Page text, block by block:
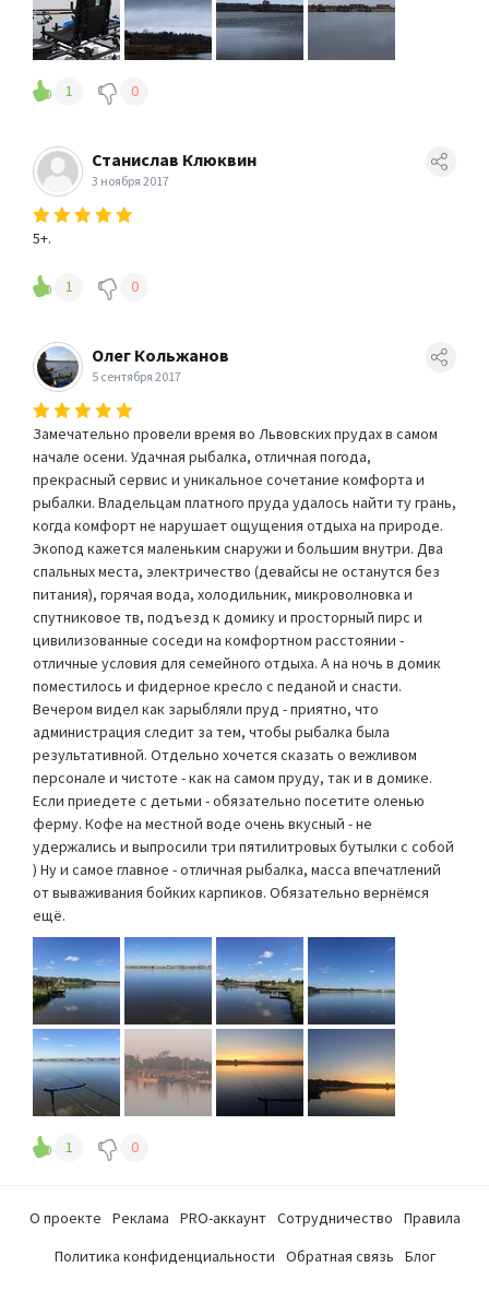
1 0
Станислав Клюквин
3 ноября 2017
5+.
1 0
Олег Кольжанов
5 сентября 2017
Замечательно провели время во Львовских прудах в самом
начале осени. Удачная рыбалка, отличная погода,
прекрасный сервис и уникальное сочетание комфорта и
рыбалки. Владельцам платного пруда удалось найти ту грань,
когда комфорт не нарушает ощущения отдыха на природе.
Экопод кажется маленьким снаружи и большим внутри. Два
спальных места, электричество (девайсы не останутся без
питания), горячая вода, холодильник, микроволновка и
спутниковое тв, подъезд к домику и просторный пирс и
цивилизованные соседи на комфортном расстоянии -
отличные условия для семейного отдыха. А на ночь в домик
поместилось и фидерное кресло с педаной и снасти.
Вечером видел как зарыбляли пруд - приятно, что
администрация следит за тем, чтобы рыбалка была
результативной. Отдельно хочется сказать о вежливом
персонале и чистоте - как на самом пруду, так и в домике.
Если приедете с детьми - обязательно посетите оленью
ферму. Кофе на местной воде очень вкусный - не
удержались и выпросили три пятилитровых бутылки с собой
) Ну и самое главное - отличная рыбалка, масса впечатлений
от вываживания бойких карпиков. Обязательно вернёмся
ещё.
1 0
О проекте Реклама PRO-аккаунт Сотрудничество
Правила
Политика конфиденциальности
Обратная связь Блог